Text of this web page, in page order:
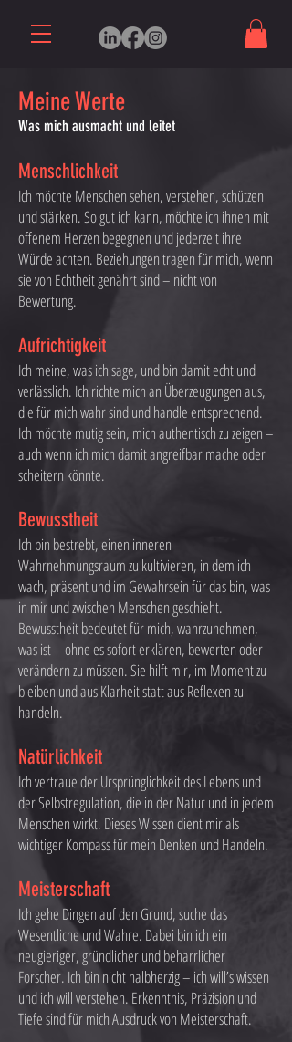
Meine Werte
Was mich ausmacht und leitet
Menschlichkeit
Ich möchte Menschen sehen, verstehen, schützen
und stärken. So gut ich kann, möchte ich ihnen mit
offenem Herzen begegnen und jederzeit ihre
Würde achten. Beziehungen tragen für mich, wenn
sie von Echtheit genährt sind – nicht von
Bewertung.
Aufrichtigkeit
Ich meine, was ich sage, und bin damit echt und
verlässlich. Ich richte mich an Überzeugungen aus,
die für mich wahr sind und handle entsprechend.
Ich möchte mutig sein, mich authentisch zu zeigen –
auch wenn ich mich damit angreifbar mache oder
scheitern könnte.
Bewusstheit
Ich bin bestrebt, einen inneren
Wahrnehmungsraum zu kultivieren, in dem ich
wach, präsent und im Gewahrsein für das bin, was
in mir und zwischen Menschen geschieht.
Bewusstheit bedeutet für mich, wahrzunehmen,
was ist – ohne es sofort erklären, bewerten oder
verändern zu müssen. Sie hilft mir, im Moment zu
bleiben und aus Klarheit statt aus Reflexen zu
handeln.
Natürlichkeit
Ich vertraue der Ursprünglichkeit des Lebens und
der Selbstregulation, die in der Natur und in jedem
Menschen wirkt. Dieses Wissen dient mir als
wichtiger Kompass für mein Denken und Handeln.
Meisterschaft
Ich gehe Dingen auf den Grund, suche das
Wesentliche und Wahre. Dabei bin ich ein
neugieriger, gründlicher und beharrlicher
Forscher. Ich bin nicht halbherzig – ich will’s wissen
und ich will verstehen. Erkenntnis, Präzision und
Tiefe sind für mich Ausdruck von Meisterschaft.